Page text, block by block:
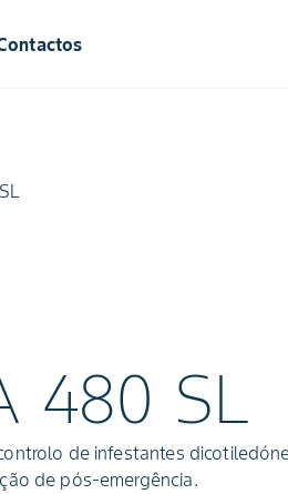
480 SL
de infestantes
de pós-emergência.